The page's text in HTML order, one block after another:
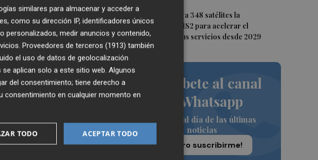
5 Bruselas amplía a 348 satélites la
constelación IRIS2 para acelerar el
despliegue de sus servicios desde 2029
Suscríbete al canal
de Whatsapp
Siempre al día de las últimas
noticias
¡Quiero suscribirme!
similares para almacenar y acceder a
como su dirección IP, identificadores únicos
personalizados, medir anuncios y contenido,
Proveedores de terceros (1913) también
el uso de datos de geolocalización
aplican solo a este sitio web. Algunos
del consentimiento; tiene derecho a
consentimiento en cualquier momento en
ACEPTAR TODO
TODO